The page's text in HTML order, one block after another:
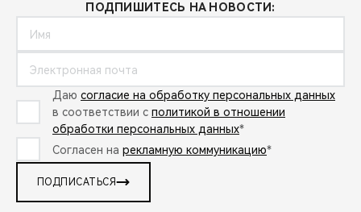
ПОДПИШИТЕСЬ НА НОВОСТИ:
Даю согласие на обработку персональных данных
в соответствии с политикой в отношении
обработки персональных данных*
Согласен на рекламную коммуникацию*
ПОДПИСАТЬСЯ